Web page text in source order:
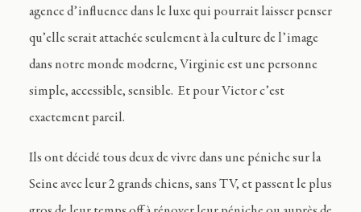
agence d’influence dans le luxe qui pourrait laisser penser
qu’elle serait attachée seulement à la culture de l’image
dans notre monde moderne, Virginie est une personne
simple, accessible, sensible. Et pour Victor c’est
exactement pareil.
Ils ont décidé tous deux de vivre dans une péniche sur la
Seine avec leur 2 grands chiens, sans TV, et passent le plus